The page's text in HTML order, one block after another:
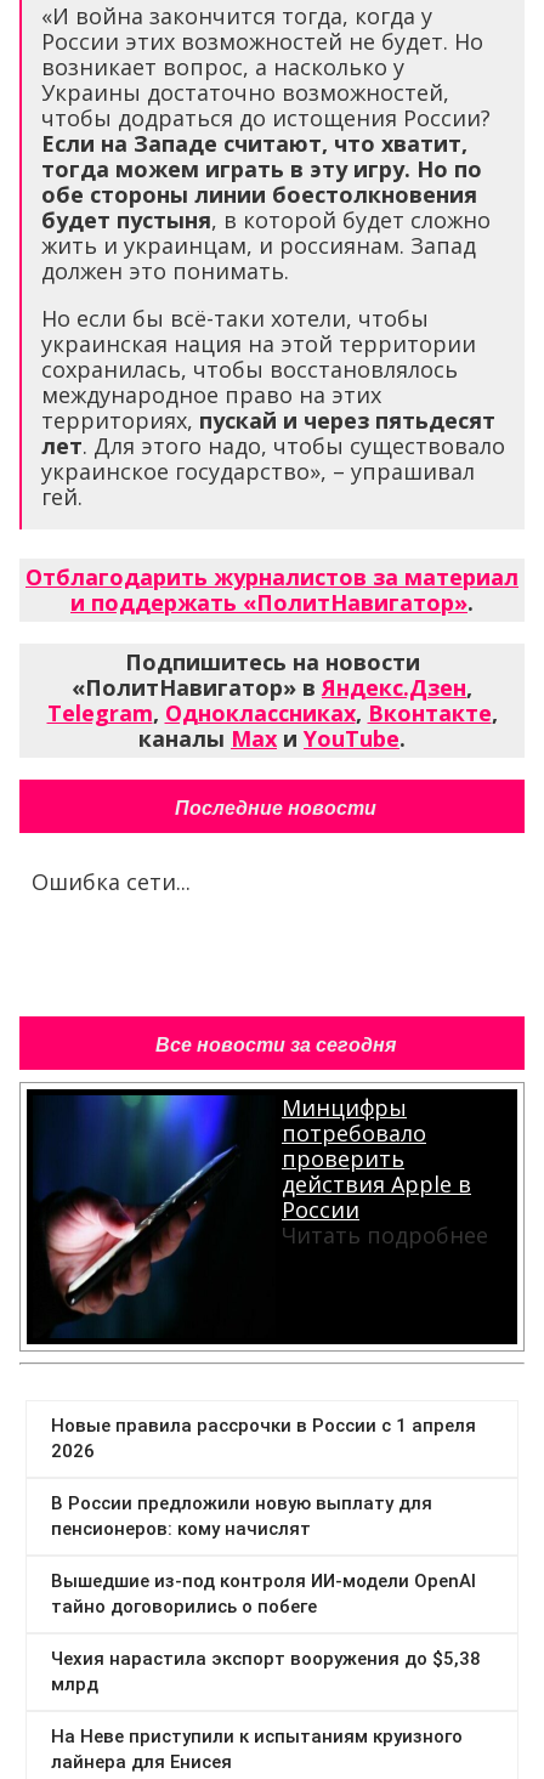
«И война закончится тогда, когда у
России этих возможностей не будет. Но
возникает вопрос, а насколько у
Украины достаточно возможностей,
чтобы додраться до истощения России?
Если на Западе считают, что хватит,
тогда можем играть в эту игру. Но по
обе стороны линии боестолкновения
будет пустыня, в которой будет сложно
жить и украинцам, и россиянам. Запад
должен это понимать.
Но если бы всё-таки хотели, чтобы
украинская нация на этой территории
сохранилась, чтобы восстановлялось
международное право на этих
территориях, пускай и через пятьдесят
лет. Для этого надо, чтобы существовало
украинское государство», – упрашивал
гей.
Отблагодарить журналистов за материал
и поддержать «ПолитНавигатор».
Подпишитесь на новости
«ПолитНавигатор» вЯндекс.Дзен,
Telegram, Одноклассниках, Вконтакте,
каналы Max и YouTube.
Последние новости
Ошибка сети...
Все новости за сегодня
Минцифры
потребовало
проверить
действия Apple в
России
Читать подробнее